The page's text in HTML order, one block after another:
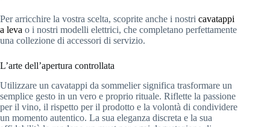
Per arricchire la vostra scelta, scoprite anche i nostri cavatappi
a leva o i nostri modelli elettrici, che completano perfettamente
una collezione di accessori di servizio.
L’arte dell’apertura controllata
Utilizzare un cavatappi da sommelier significa trasformare un
semplice gesto in un vero e proprio rituale. Riflette la passione
per il vino, il rispetto per il prodotto e la volontà di condividere
un momento autentico. La sua eleganza discreta e la sua